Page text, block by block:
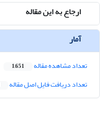
ارجاع به این مقاله
آمار
تعداد مشاهده مقاله 1,651
تعداد دریافت فایل اصل مقاله